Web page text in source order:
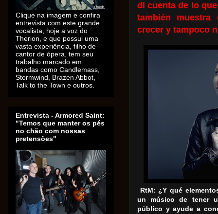
di cuenta de lo
también
crecer y tampoco
RtM: ¿Y qué
un músico de tener
público y ayude a
Clique na imagem e confira
entrevista com este grande
vocalista, hoje a voz do
Therion, e que possui uma
vasta experiência, filho de
cantor de ópera, tem seu
trabalho marcado em
bandas como Candlemass,
Stormwind, Brazen Abbot,
Talk to the Town e outros.
Entrevista - Armored Saint:
"Temos que manter os pés
no chão com nossas
pretensões"